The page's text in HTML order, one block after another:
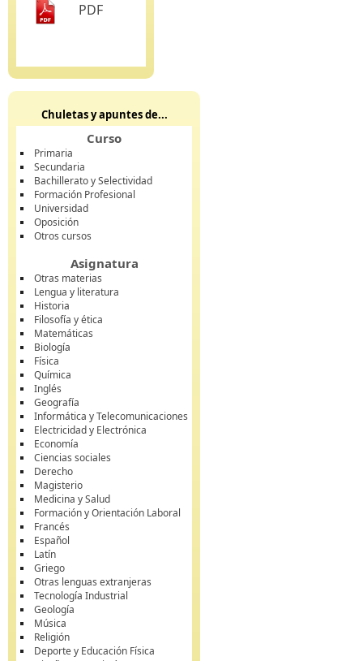
PDF
Chuletas y apuntes de...
Curso
Primaria
Secundaria
Bachillerato y Selectividad
Formación Profesional
Universidad
Oposición
Otros cursos
Asignatura
Otras materias
Lengua y literatura
Historia
Filosofía y ética
Matemáticas
Biología
Física
Química
Inglés
Geografía
Informática y Telecomunicaciones
Electricidad y Electrónica
Economía
Ciencias sociales
Derecho
Magisterio
Medicina y Salud
Formación y Orientación Laboral
Francés
Español
Latín
Griego
Otras lenguas extranjeras
Tecnología Industrial
Geología
Música
Religión
Deporte y Educación Física